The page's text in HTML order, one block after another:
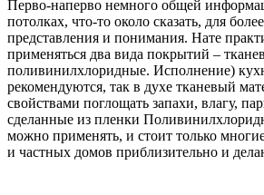
Перво-наперво немного общей
потолках, что-то около сказать, для
представления и понимания. Нате
применяться два вида покрытий –
поливинилхлоридные. Исполнение)
рекомендуются, так в духе тканевый
свойствами поглощать запахи, влагу,
сделанные из пленки
можно применять, и стоит только
и частных домов приблизительно и